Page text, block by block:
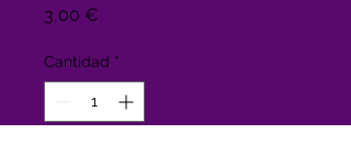
3,00 €
Cantidad *